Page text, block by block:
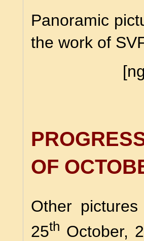
Panoramic
the work of
OF
Other
25th October,